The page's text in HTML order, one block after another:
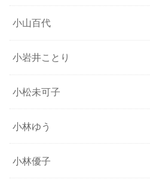
小山百代
小岩井ことり
小松未可子
小林ゆう
小林優子